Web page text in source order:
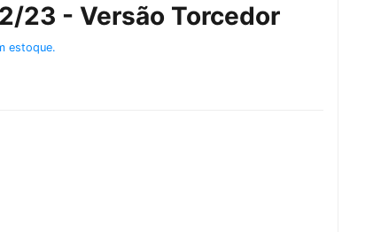
23 - Versão Torcedor
estoque.